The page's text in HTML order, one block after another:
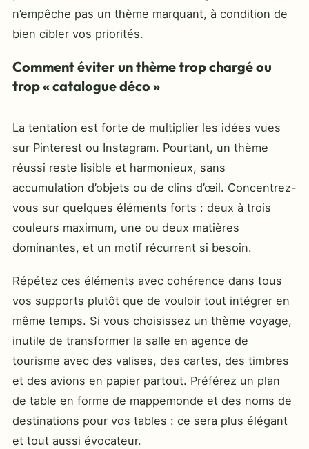
n’empêche pas un thème marquant, à condition de
bien cibler vos priorités.
Comment éviter un thème trop chargé ou
trop « catalogue déco »
La tentation est forte de multiplier les idées vues
sur Pinterest ou Instagram. Pourtant, un thème
réussi reste lisible et harmonieux, sans
accumulation d’objets ou de clins d’œil. Concentrez-
vous sur quelques éléments forts : deux à trois
couleurs maximum, une ou deux matières
dominantes, et un motif récurrent si besoin.
Répétez ces éléments avec cohérence dans tous
vos supports plutôt que de vouloir tout intégrer en
même temps. Si vous choisissez un thème voyage,
inutile de transformer la salle en agence de
tourisme avec des valises, des cartes, des timbres
et des avions en papier partout. Préférez un plan
de table en forme de mappemonde et des noms de
destinations pour vos tables : ce sera plus élégant
et tout aussi évocateur.